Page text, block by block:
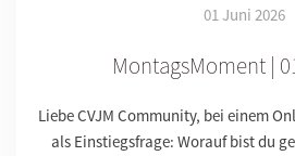
01 Juni 2026
MontagsMoment |
Liebe CVJM Community, bei einem
als Einstiegsfrage: Worauf bist du